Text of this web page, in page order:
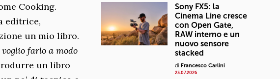
Cooking.
editrice,
un mio libro.
farlo a modo
un libro
Sony FX5: la
Cinema Line cresce
con Open Gate,
RAW interno e un
nuovo sensore
stacked
di Francesco Carlini
23.07.2026